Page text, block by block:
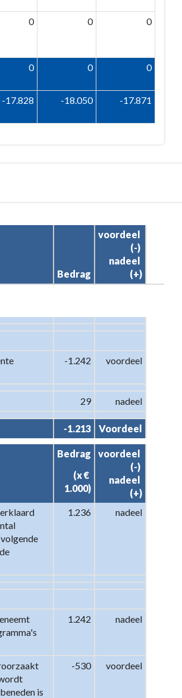
0 0 0
0 0 0
-17.828 -18.050 -17.871
Bedrag
voordeel
(-)
nadeel
(+)
-1.242 voordeel
29 nadeel
-1.213 Voordeel
Bedrag
voordeel
(-)
nadeel
(+)
(x €
1.000)
1.236 nadeel
1.242 nadeel
is
-530 voordeel